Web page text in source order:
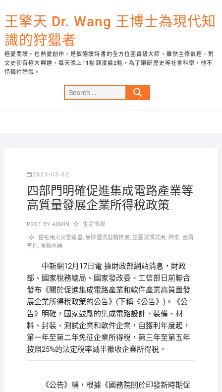
to
content
王擎天 Dr. Wang 王博士為現代知
識的狩獵者
極愛閱讀、也熱愛創作，是個飽讀詩書的全方位國寶級大師。雖然主修數理，對
文史卻有極大興趣，每天晚上11點到凌晨2點，為了鑽研歷史等社會科學，他不
惜犧牲睡眠。
Search
…
2021-03-02
四部門明確促進集成電路產業等
高質量發展企業所得稅政策
POST BY ADMIN 生活情報
住宅用火災警報器,無矽靈洗髮精推薦, 生薑洗頭試用, 神桌, 金價
查詢, 電熱水器
中新網12月17日電 據財政部網站消息，財政
部、國家稅務總局、國家發改委、工信部日前聯合
發布《關於促進集成電路產業和軟件產業高質量發
展企業所得稅政策的公告》(下稱《公告》)。《公
告》明確，國家鼓勵的集成電路設計、裝備、材
料、封裝、測試企業和軟件企業，自獲利年度起，
第一年至第二年免征企業所得稅，第三年至第五年
按照25%的法定稅率減半徵收企業所得稅。
《公告》稱，根據《國務院關於印發新時期促